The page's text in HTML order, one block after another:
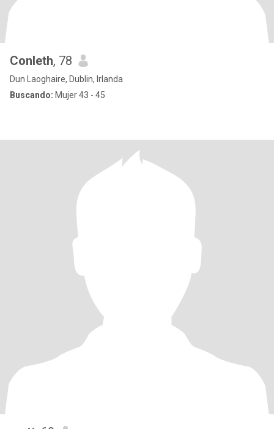
Conleth, 78
Dun Laoghaire, Dublin, Irlanda
Buscando: Mujer 43 - 45